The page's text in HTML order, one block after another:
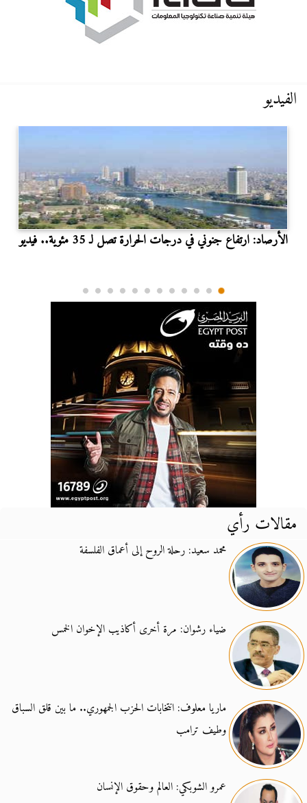
الفيديو
الأرصاد: ارتفاع جنوني في درجات الحرارة تصل لـ 35 مئوية.. فيديو
مقالات رأي
محمد سعيد: رحلة الروح إلى أعماق الفلسفة
ضياء رشوان: مرة أخرى أكاذيب الإخوان الخمس
ماريا معلوف: انتخابات الحزب الجمهوري.. ما بين قلق السباق
وطيف ترامب
عمرو الشوبكي: العالم وحقوق الإنسان